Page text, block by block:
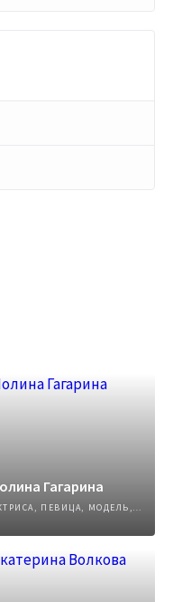
Гагарина
АКТРИСА, ПЕВИЦА, МОДЕЛЬ, АВТОР ПЕСЕН